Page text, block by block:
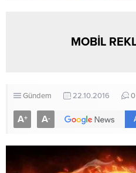
MOBİL
Gündem 22.10.2016 0
A+ A-